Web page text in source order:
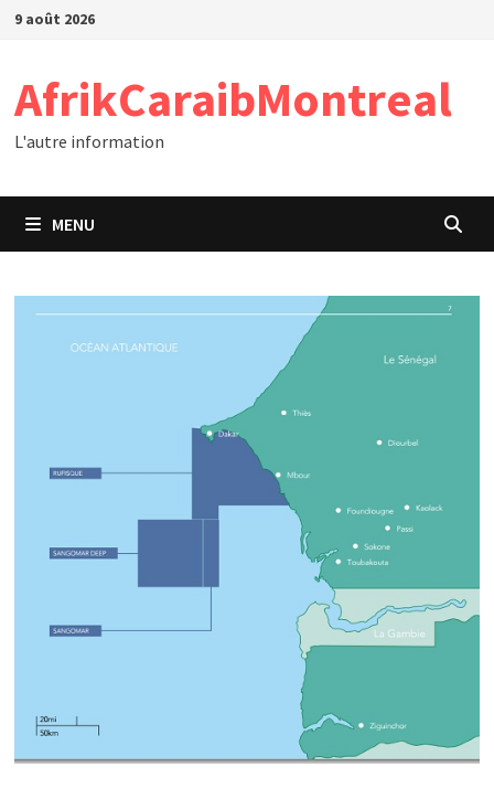
Passer
9 août 2026
AfrikCaraibMontreal
L'autre information
MENU